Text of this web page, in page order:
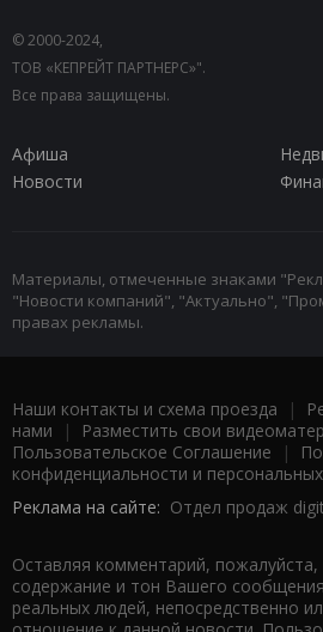
© 2000-2024,
ТОВ «КЕПРЕЙТ ПАРТНЕРС»".
Все права защищены.
Афиша
Новости
Материалы, отмеченные знаками
"Новости компаний", "Актуально",
правах рекламы.
Наши контакты и схема проезда |
нами | Разместить свои
Пользовательское Соглашение |
конфиденциальности и
Реклама на сайте: Отдел продаж
Оставляя комментарий,
содержание и тон Вашего
реальных людей, непосредственно